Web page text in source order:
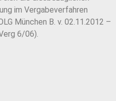
im Vergabeverfahren
München B. v. 02.11.2012 –
6/06).